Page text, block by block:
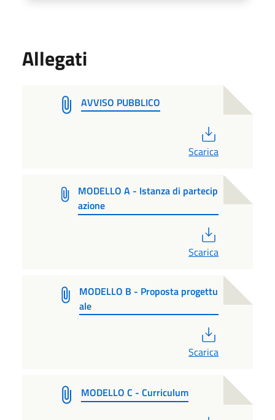
Allegati
AVVISO PUBBLICO
Scarica
MODELLO A - Istanza di partecip
azione
Scarica
MODELLO B - Proposta progettu
ale
Scarica
MODELLO C - Curriculum